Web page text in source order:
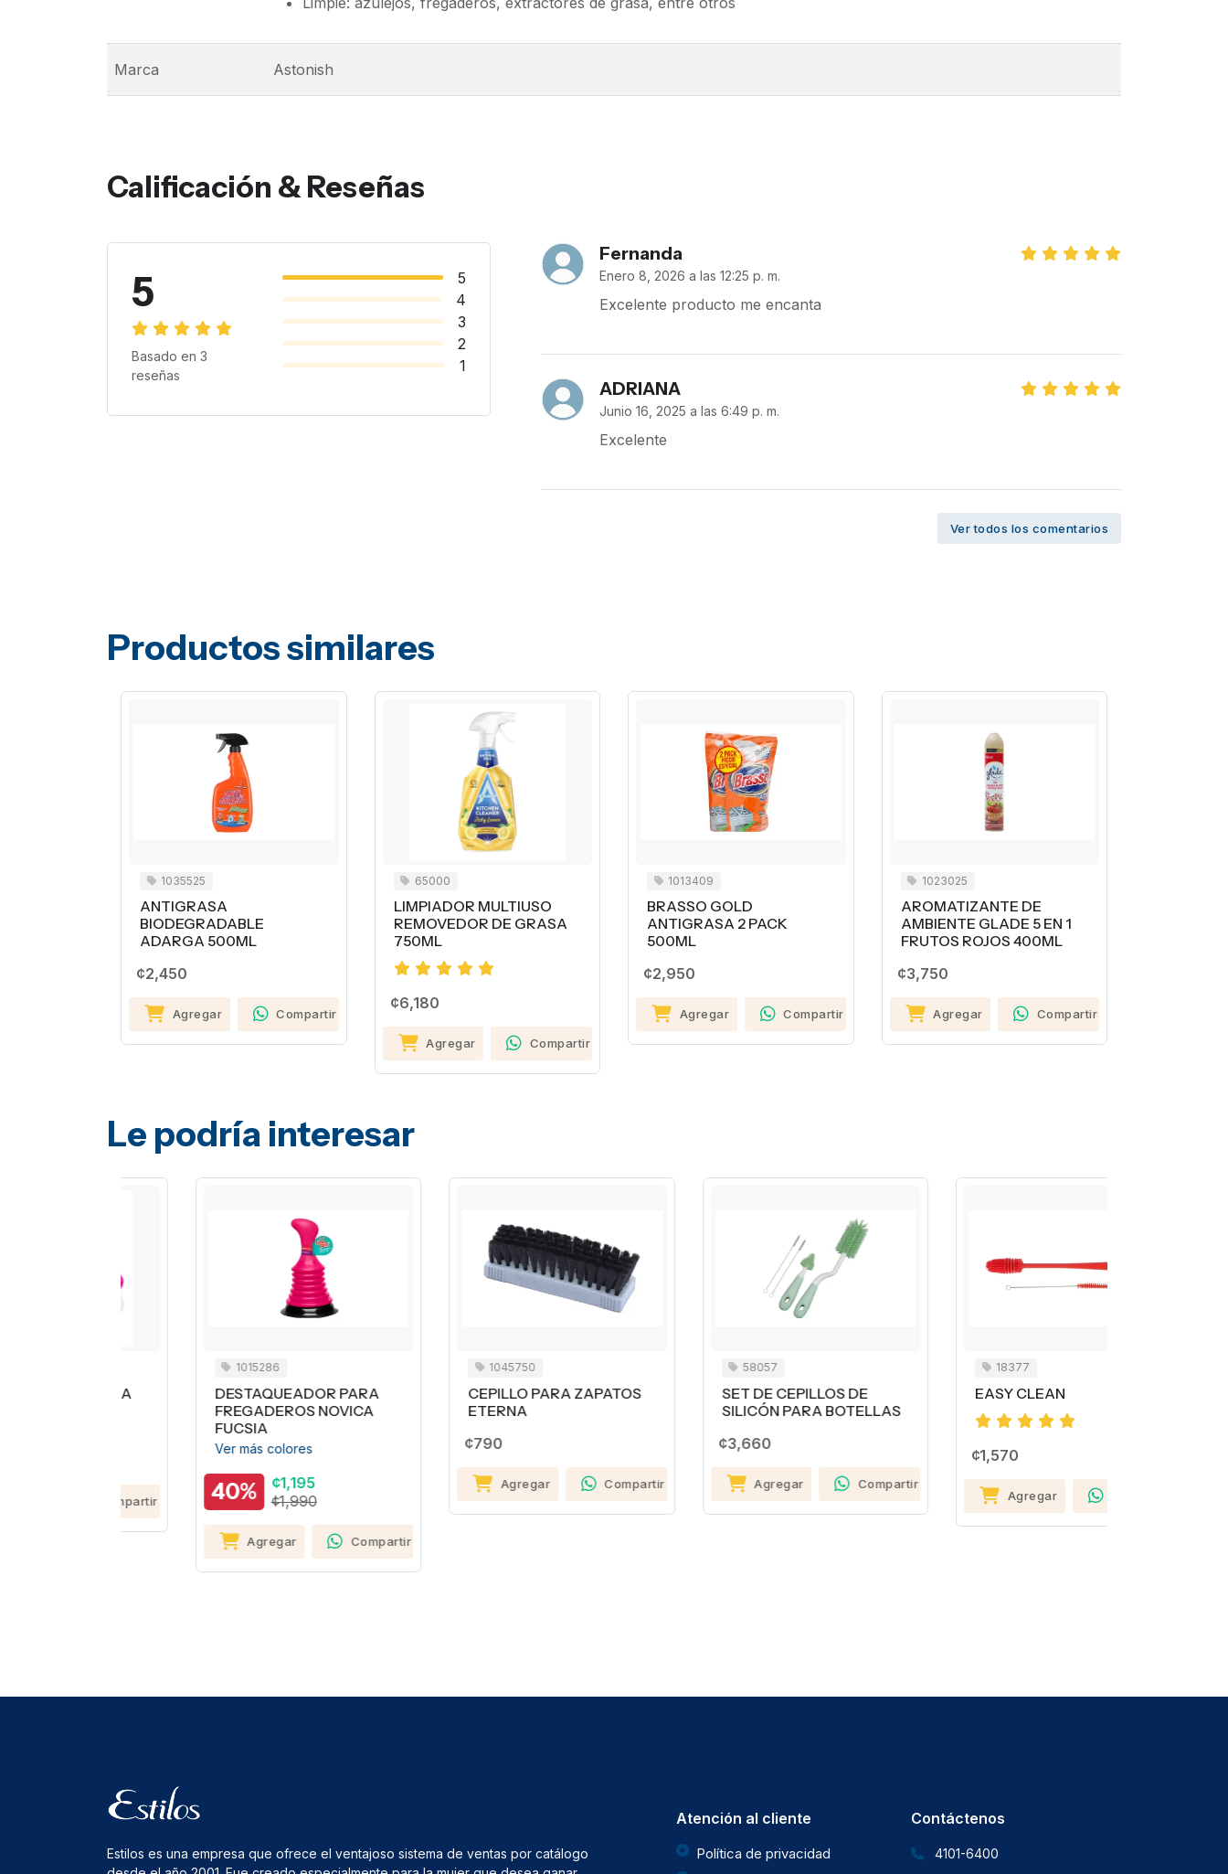
Marca Astonish
Calificación & Reseñas
5
Basado en 3
reseñas
5
4
3
2
1
Fernanda
Enero 8, 2026 a las 12:25 p. m.
Excelente producto me encanta
ADRIANA
Junio 16, 2025 a las 6:49 p. m.
Excelente
Ver todos los comentarios
Productos similares
1035525
ANTIGRASA
BIODEGRADABLE
ADARGA 500ML
¢2,450
Agregar Compartir
65000
LIMPIADOR MULTIUSO
REMOVEDOR DE GRASA
750ML
¢6,180
Agregar Compartir
1013409
BRASSO GOLD
ANTIGRASA 2 PACK
500ML
¢2,950
Agregar Compartir
1023025
AROMATIZANTE DE
AMBIENTE GLADE 5 EN 1
FRUTOS ROJOS 400ML
¢3,750
Agregar Compartir
Le podría interesar
DESTAQUEADOR PARA
FREGADEROS NOVICA
Ver más colores
40%
¢1,195
¢1,990
Compartir
CEPILLO PARA ZAPATOS
Agregar Compartir
SET DE CEPILLOS DE
SILICÓN PARA BOTELLAS
Compartir
EASY CLEAN
Agregar Compartir
Estilos es una empresa que ofrece el ventajoso sistema de ventas por catálogo
Atención al cliente
Política de privacidad
Contáctenos
4101-6400